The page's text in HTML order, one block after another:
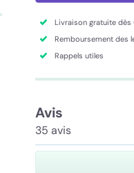
Livraison gratuite
Remboursement des
Rappels utiles
Avis
35 avis